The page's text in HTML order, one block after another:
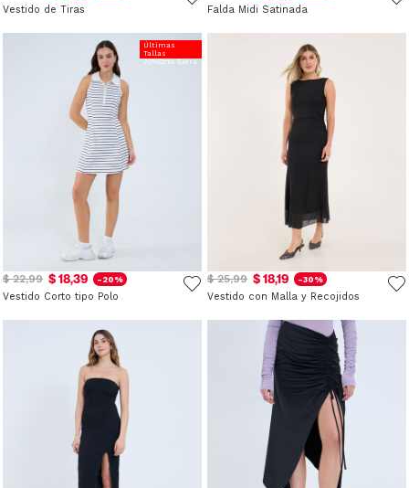
Vestido de Tiras Falda Midi Satinada
Últimas
Tallas
20%Dcto Extra
$ 22,99 $ 18,39 -20%
Vestido Corto tipo Polo
$ 25,99 $ 18,19 -30%
Vestido con Malla y Recojidos